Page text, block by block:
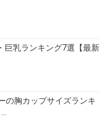
巨乳ランキング7選【最新
の胸カップサイズランキ